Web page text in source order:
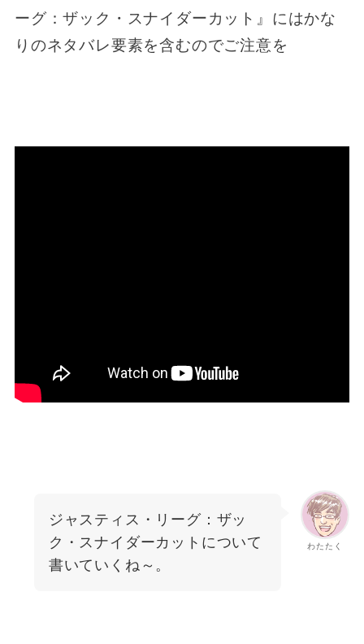
ーグ：ザック・スナイダーカット』にはかな
りのネタバレ要素を含むのでご注意を
わたたく
ジャスティス・リーグ：ザッ
ク・スナイダーカットについて
書いていくね～。